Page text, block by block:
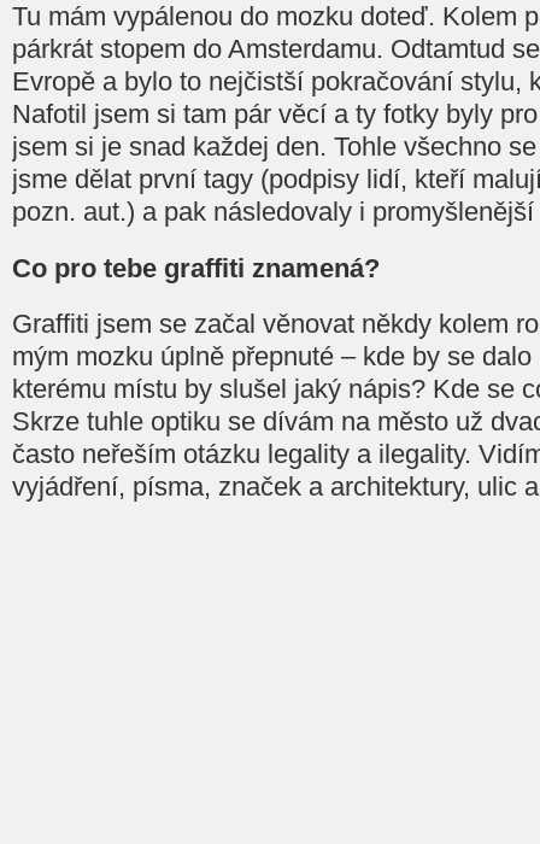
Tu mám vypálenou do mozku doteď. Kolem
párkrát stopem do Amsterdamu. Odtamtud
Evropě a bylo to nejčistší pokračování stylu,
Nafotil jsem si tam pár věcí a ty fotky byly
jsem si je snad každej den. Tohle všechno
jsme dělat první tagy (podpisy lidí, kteří
pozn. aut.) a pak následovaly i
Co pro tebe graffiti znamená?
Graffiti jsem se začal věnovat někdy kolem
mým mozku úplně přepnuté – kde by se
kterému místu by slušel jaký nápis? Kde se
Skrze tuhle optiku se dívám na město už
často neřeším otázku legality a ilegality.
vyjádření, písma, značek a architektury, ulic